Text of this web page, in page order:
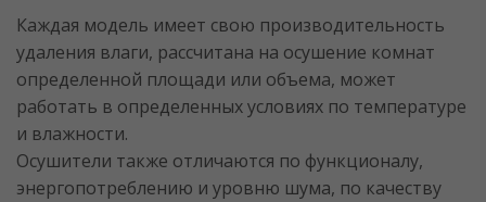
Каждая модель имеет свою производительность
удаления влаги, рассчитана на осушение комнат
определенной площади или объема, может
работать в определенных условиях по температуре
и влажности.
Осушители также отличаются по функционалу,
энергопотреблению и уровню шума, по качеству